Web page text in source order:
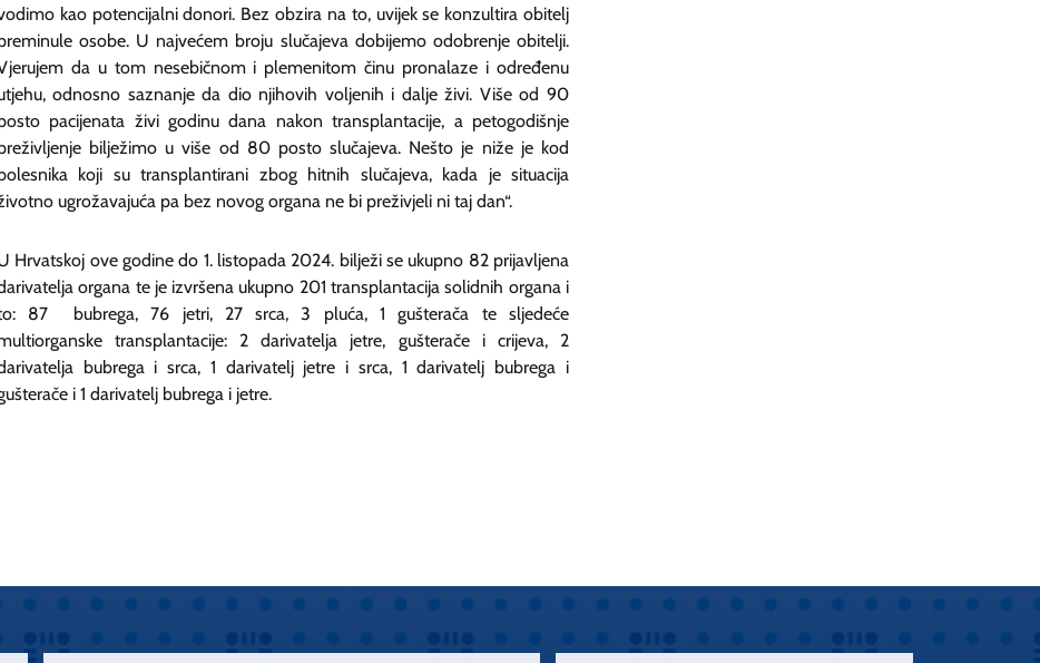
kao potencijalni donori. Bez obzira na to, uvijek se konzultira obitelj
osobe. U najvećem broju slučajeva dobijemo odobrenje obitelji.
da u tom nesebičnom i plemenitom činu pronalaze i određenu
odnosno saznanje da dio njihovih voljenih i dalje živi. Više od 90
pacijenata živi godinu dana nakon transplantacije, a petogodišnje
bilježimo u više od 80 posto slučajeva. Nešto je niže je kod
bolesnika koji su transplantirani zbog hitnih slučajeva, kada je situacija
ugrožavajuća pa bez novog organa ne bi preživjeli ni taj dan“.
Hrvatskoj ove godine do 1. listopada 2024. bilježi se ukupno 82 prijavljena
organa te je izvršena ukupno 201 transplantacija solidnih organa i
87 bubrega, 76 jetri, 27 srca, 3 pluća, 1 gušterača te sljedeće
transplantacije: 2 darivatelja jetre, gušterače i crijeva, 2
bubrega i srca, 1 darivatelj jetre i srca, 1 darivatelj bubrega i
i 1 darivatelj bubrega i jetre.